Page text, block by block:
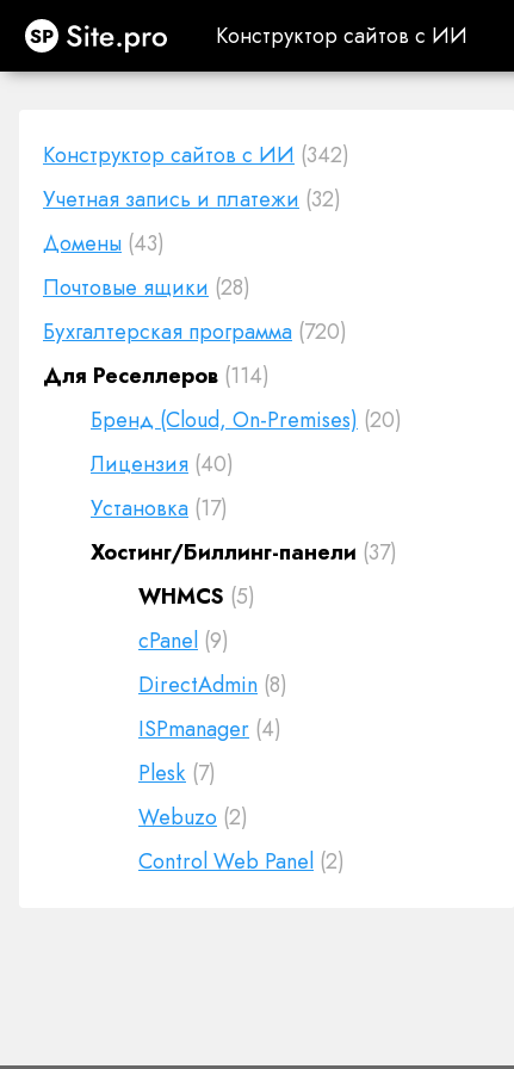
Site.pro Конструктор сайтов с ИИ
Конструктор сайтов с ИИ
Конструктор сайтов с ИИ (342)
Учетная запись и платежи (32)
Домены (43)
Почтовые ящики (28)
Бухгалтерская программа (720)
Для Реселлеров (114)
Бренд (Cloud, On-Premises) (20)
Лицензия (40)
Установка (17)
Хостинг/Биллинг-панели (37)
WHMCS (5)
cPanel (9)
DirectAdmin (8)
ISPmanager (4)
Plesk (7)
Webuzo (2)
Control Web Panel (2)